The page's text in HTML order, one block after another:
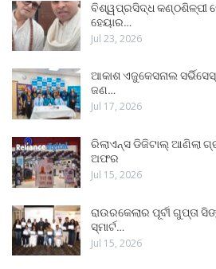
ବିଶ୍ୱପ୍ରସିଦ୍ଧ କଣ୍ଠଶିଳ୍ପୀ
ହେୟାର…
Jul 23, 2026
ଆକାଶ ଏଜୁକେସନାଲ
ଜଣ…
Jul 17, 2026
ରିଲାଏନ୍ସ ଡିଜିଟାଲ୍ ଆଣିଲା
ଅଫର
Jul 15, 2026
ରାଉରକେଲାର ପୂର୍ବୀ
ସ୍ମାର୍ଟ…
Jul 15, 2026